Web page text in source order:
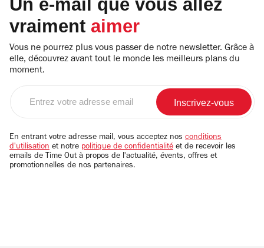
Un e-mail que vous allez
vraiment aimer
Vous ne pourrez plus vous passer de notre newsletter. Grâce à
elle, découvrez avant tout le monde les meilleurs plans du
moment.
email
En entrant votre adresse mail, vous acceptez nos conditions
d'utilisation et notre politique de confidentialité et de recevoir les
emails de Time Out à propos de l'actualité, évents, offres et
promotionnelles de nos partenaires.